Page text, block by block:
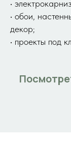
•
• обои,
декор;
• проекты под